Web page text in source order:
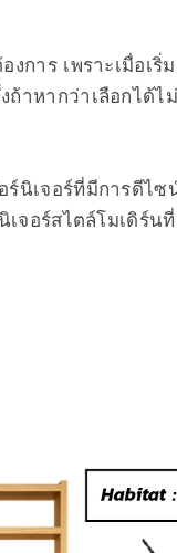
าร เพราะเมื่อเริ่
หากว่าเลือกได้ไ
นิเจอร์ที่มีการดีไ
จอร์สไตล์โมเดิร์น